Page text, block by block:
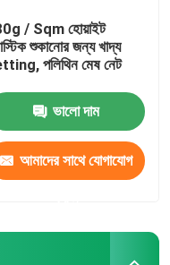
/ Sqm হোয়াইট
শুকানোর জন্য খাদ্য
পলিথিন মেষ নেট
ভালো দাম
আমাদের সাথে যোগাযোগ